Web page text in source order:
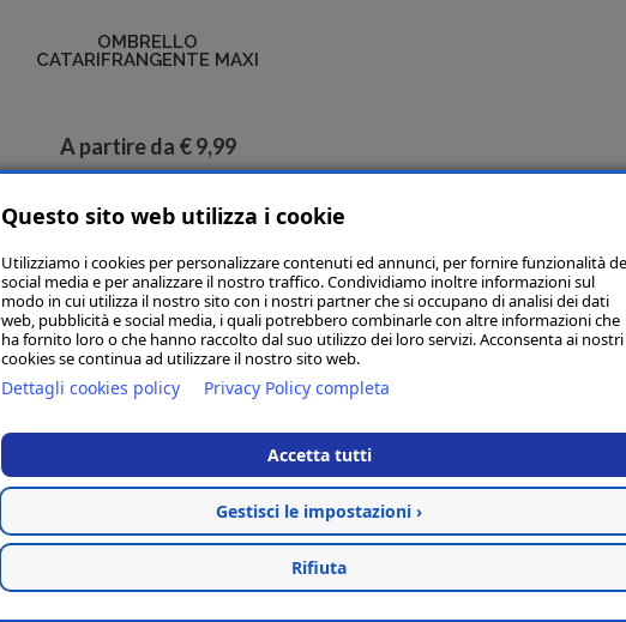
OMBRELLO
CATARIFRANGENTE MAXI
A partire da € 9,99
Questo sito web utilizza i cookie
Utilizziamo i cookies per personalizzare contenuti ed annunci, per fornire funzionalità
social media e per analizzare il nostro traffico. Condividiamo inoltre informazioni sul
modo in cui utilizza il nostro sito con i nostri partner che si occupano di analisi dei dati
web, pubblicità e social media, i quali potrebbero combinarle con altre informazioni che
ha fornito loro o che hanno raccolto dal suo utilizzo dei loro servizi. Acconsenta ai nostri
cookies se continua ad utilizzare il nostro sito web.
Dettagli cookies policy Privacy Policy completa
Accetta tutti
Gestisci le impostazioni ›
Rifiuta